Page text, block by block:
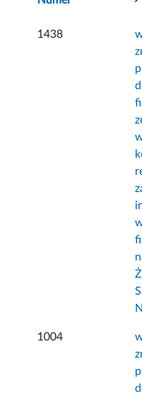
1438
1004